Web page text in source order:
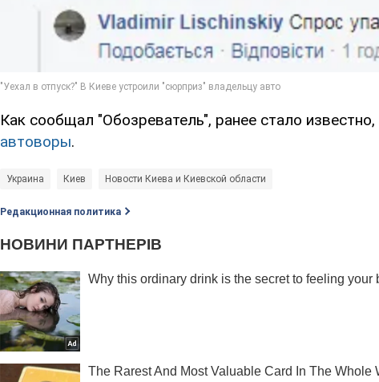
Как сообщал "Обозреватель", ранее стало известно,
автоворы.
Украина Киев Новости Киева и Киевской области
Редакционная политика